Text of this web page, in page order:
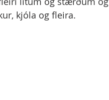
kjóla og fleira.